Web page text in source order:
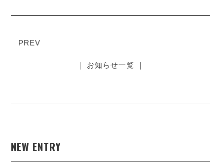
PREV
｜ お知らせ一覧 ｜
NEW ENTRY